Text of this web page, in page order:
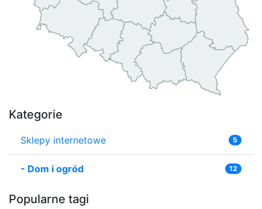
Kategorie
Sklepy internetowe 5
- Dom i ogród 12
Popularne tagi